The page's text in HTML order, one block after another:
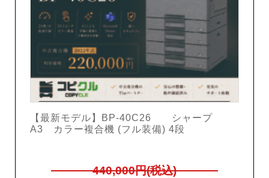
【最新モデル】BP-40C26 シャープ
A3 カラー複合機 (フル装備) 4段
440,000円(税込)